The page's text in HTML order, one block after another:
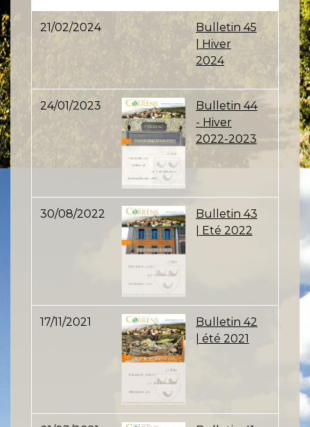
21/02/2024
Bulletin 45
| Hiver
2024
24/01/2023
Bulletin 44
- Hiver
2022-2023
30/08/2022
Bulletin 43
| Eté 2022
17/11/2021
Bulletin 42
| été 2021